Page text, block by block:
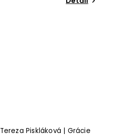
Tereza Piskláková | Grácie